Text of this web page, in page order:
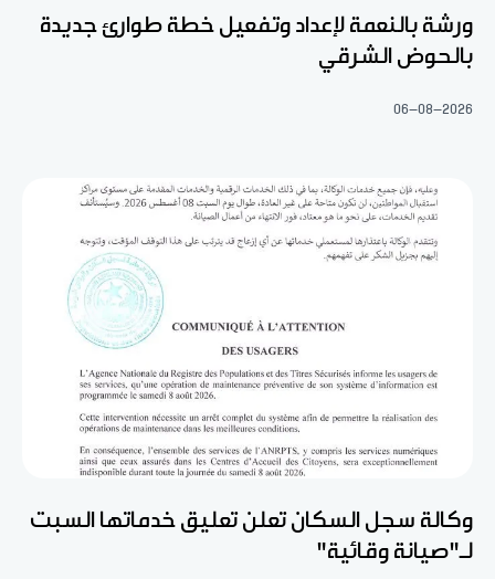
ورشة بالنعمة لإعداد وتفعيل خطة طوارئ جديدة
بالحوض الشرقي
06-08-2026
وكالة سجل السكان تعلن تعليق خدماتها السبت
لـ"صيانة وقائية"